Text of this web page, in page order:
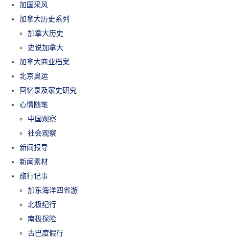
加国采风
加拿大历史系列
加拿大历史
史说加拿大
加拿大商业档案
北京奥运
回忆录及家史研究
心情随笔
中国观察
社会观察
新闻报导
新闻素材
旅行记事
加东海洋四省游
北极纪行
南极探险
古巴度假行